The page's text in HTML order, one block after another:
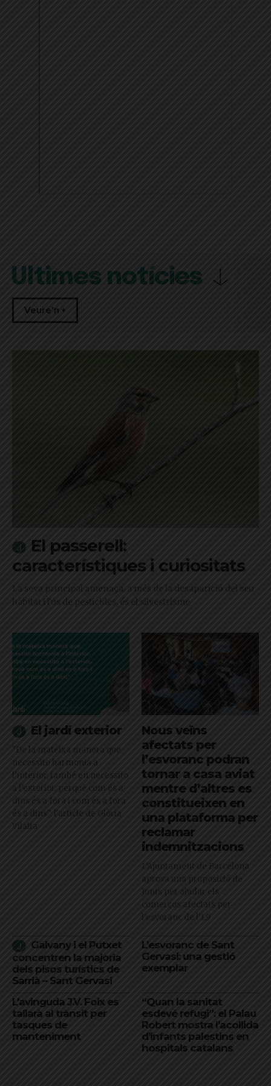
Últimes notícies
Veure'n +
El passerell:
característiques i curiositats
La seva principal amenaça, a més de la desaparició del seu
hàbitat i l'ús de pesticides, és el silvestrisme
El jardí exterior
"De la mateixa manera que
necessito harmonia a
l’interior, també en necessito
a l’exterior, perquè com és a
dins és a fora i com és a fora
és a dins": l'article de Glòria
Vilalta
Nous veïns
afectats per
l’esvoranc podran
tornar a casa aviat
mentre d’altres es
constitueixen en
una plataforma per
reclamar
indemnitzacions
L’Ajuntament de Barcelona
aprova una proposició de
Junts per ajudar els
comerços afectats per
l'esvoranc de l'L9
Galvany i el Putxet
concentren la majoria
dels pisos turístics de
Sarrià – Sant Gervasi
L’esvoranc de Sant
Gervasi: una gestió
exemplar
L’avinguda J.V. Foix es
tallarà al trànsit per
tasques de
manteniment
“Quan la sanitat
esdevé refugi”: el Palau
Robert mostra l’acollida
d’infants palestins en
hospitals catalans